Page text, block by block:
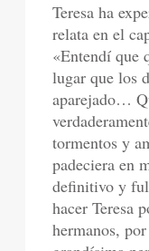
Teresa ha
relata en el
«Entendí que
lugar que los
aparejado…
tormentos y
padeciera en
definitivo y
hacer Teresa
hermanos,